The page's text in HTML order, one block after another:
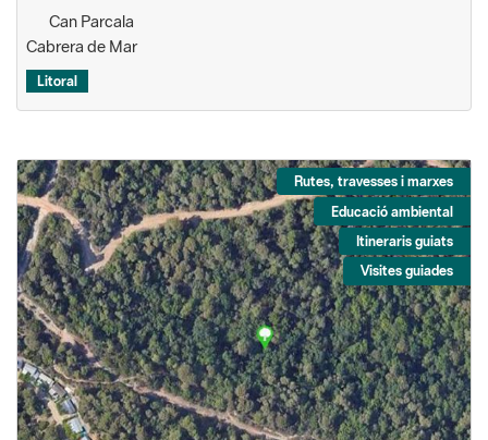
Can Parcala
Cabrera de Mar
Litoral
Rutes, travesses i marxes
Educació ambiental
Itineraris guiats
Visites guiades